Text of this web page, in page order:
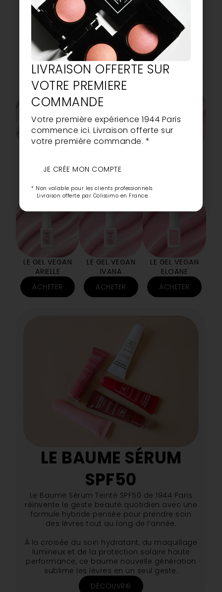
Inspirée par l’univers du mariage, cette
collection dévoile des blancs délicatement
lumineux, des nudes seconde peau et des
roses tendres subtilement irisés imaginés
pour sublimer les mains avec finesse et
raffinement le jour J.
DÉCOUVRIR
LE GEL VEGAN
ARIELLE
ACHETER
LE GEL VEGAN
IVANA
ACHETER
LE GEL VEGAN
ELOANE
ACHETER
LE BAUME SÉRUM
SPF50
Le Baume Sérum Teinté SPF50 de 1944 Paris
réinvente le geste beauté quotidien avec une
formule hybride pensée pour prendre soin
des lèvres tout au long de l’année.
À la croisée du soin hydratant, du maquillage
lumineux et de la protection solaire haute
performance, ce baume nouvelle génération
sublime les lèvres en un seul geste.
DÉCOUVRIR
LIVRAISON OFFERTE SUR
VOTRE PREMIERE
COMMANDE
Votre première expérience 1944 Paris
commence ici. Livraison offerte sur
votre première commande. *
JE CRÉE MON COMPTE
* Non valable pour les clients professionnels.
Livraison offerte par Colissimo en France.